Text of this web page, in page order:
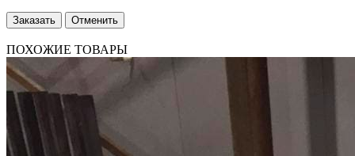
Заказать Отменить
ПОХОЖИЕ ТОВАРЫ